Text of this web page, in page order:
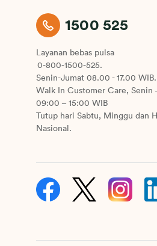
1500 525
Layanan bebas pulsa
0-800-1500-525.
Senin-Jumat 08.00 - 17.00 WIB.
Walk In Customer Care, Senin
09:00 – 15:00 WIB
Tutup hari Sabtu, Minggu dan
Nasional.